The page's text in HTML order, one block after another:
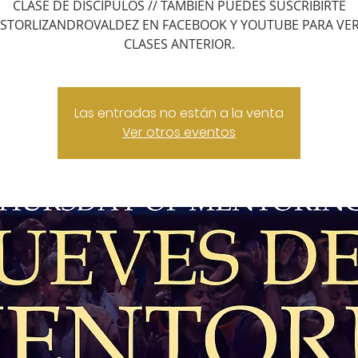
CLASE DE DISCIPULOS // TAMBIEN PUEDES SUSCRIBIRTE
EN FACEBOOK Y YOUTUBE PARA
CLASES ANTERIOR.
Las entradas no están a la venta
Ver otros eventos